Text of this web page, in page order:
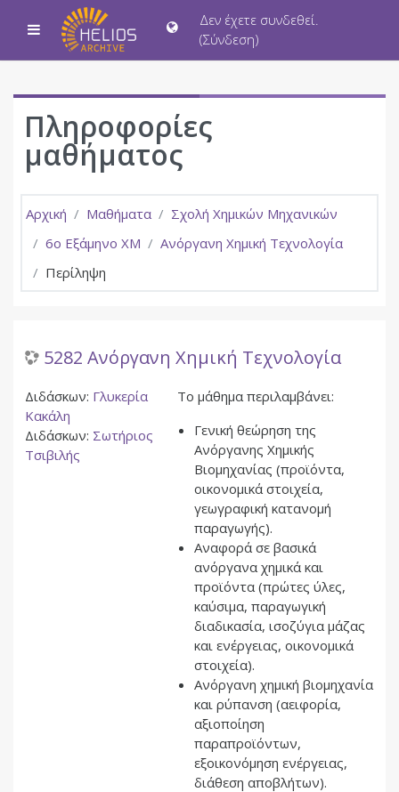
Μετάβαση στο κεντρικό περιεχόμενο
Πλευρικός πίνακας
Δεν έχετε συνδεθεί.
(Σύνδεση)
Πληροφορίες
μαθήματος
Αρχική Μαθήματα
Σχολή Χημικών Μηχανικών
6ο Εξάμηνο ΧΜ
Ανόργανη Χημική Τεχνολογία
Περίληψη
5282 Ανόργανη Χημική Τεχνολογία
Το μάθημα περιλαμβάνει:
Γενική θεώρηση της
Ανόργανης Χηµικής
Βιομηχανίας (προϊόντα,
οικονομικά στοιχεία,
γεωγραφική κατανομή
παραγωγής).
Αναφορά σε βασικά
ανόργανα χημικά και
προϊόντα (πρώτες ύλες,
καύσιμα, παραγωγική
διαδικασία, ισοζύγια μάζας
και ενέργειας, οικονομικά
στοιχεία).
Ανόργανη χημική βιομηχανία
και ρύπανση (αειφορία,
αξιοποίηση
παραπροϊόντων,
εξοικονόμηση ενέργειας,
διάθεση αποβλήτων).
Διδάσκων: Γλυκερία
Κακάλη
Διδάσκων: Σωτήριος
Τσιβιλής